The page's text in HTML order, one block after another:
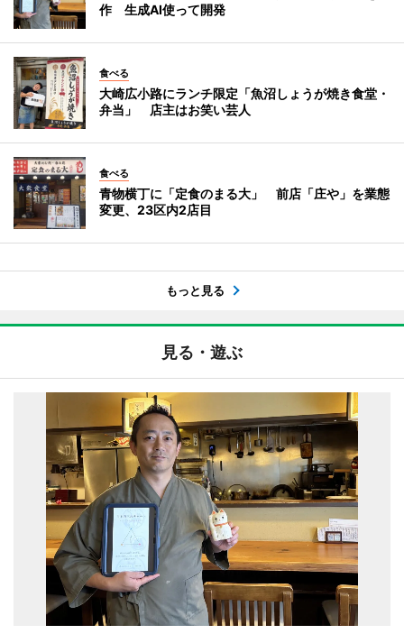
作 生成AI使って開発
食べる
大崎広小路にランチ限定「魚沼しょうが焼き食堂・
弁当」 店主はお笑い芸人
食べる
青物横丁に「定食のまる大」 前店「庄や」を業態
変更、23区内2店目
もっと見る
見る・遊ぶ